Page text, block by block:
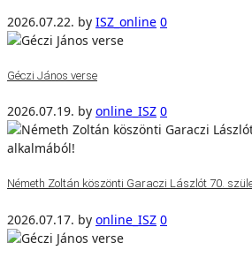
2026.07.22. by ISZ_online 0
Géczi János verse
2026.07.19. by online_ISZ 0
Németh Zoltán köszönti Garaczi Lászlót 70.
2026.07.17. by online_ISZ 0